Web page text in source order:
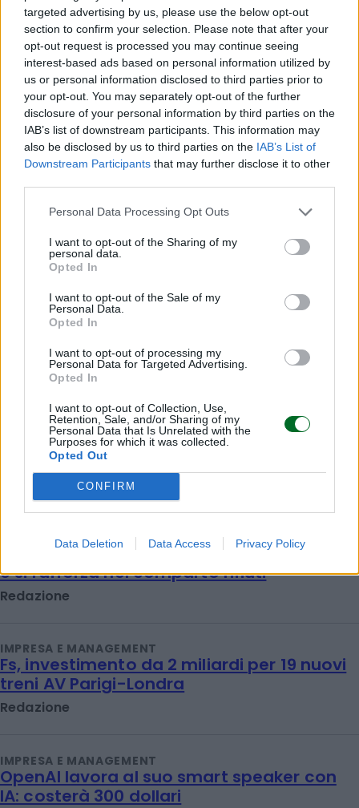
targeted advertising by us, please use the below opt-out
section to confirm your selection. Please note that after your
opt-out request is processed you may continue seeing
interest-based ads based on personal information utilized by
us or personal information disclosed to third parties prior to
your opt-out. You may separately opt-out of the further
disclosure of your personal information by third parties on the
IAB’s list of downstream participants. This information may
also be disclosed by us to third parties on the IAB’s List of
Downstream Participants that may further disclose it to other
Personal Data Processing Opt Outs
I want to opt-out of the Sharing of my
personal data.
Opted In
I want to opt-out of the Sale of my
Personal Data.
Opted In
I want to opt-out of processing my
Personal Data for Targeted Advertising.
Opted In
I want to opt-out of Collection, Use,
Retention, Sale, and/or Sharing of my
Personal Data that Is Unrelated with the
Purposes for which it was collected.
Opted Out
CONFIRM
Data Deletion Data Access Privacy Policy
LEGGI ANCHE
IMPRESA E MANAGEMENT
Iren Ambiente sale al 100% di ETAmbiente
e si rafforza nel comparto rifiuti
Redazione
IMPRESA E MANAGEMENT
Fs, investimento da 2 miliardi per 19 nuovi
treni AV Parigi-Londra
Redazione
IMPRESA E MANAGEMENT
OpenAI lavora al suo smart speaker con
IA: costerà 300 dollari